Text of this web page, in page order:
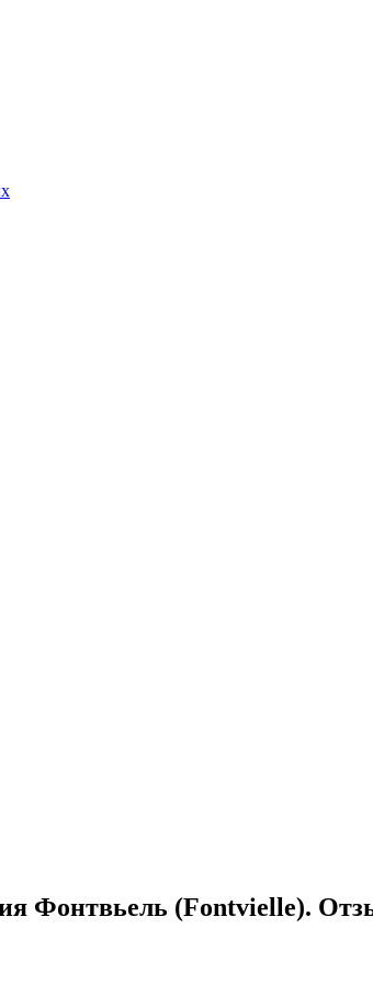
Фонтвьель (Fontvielle).